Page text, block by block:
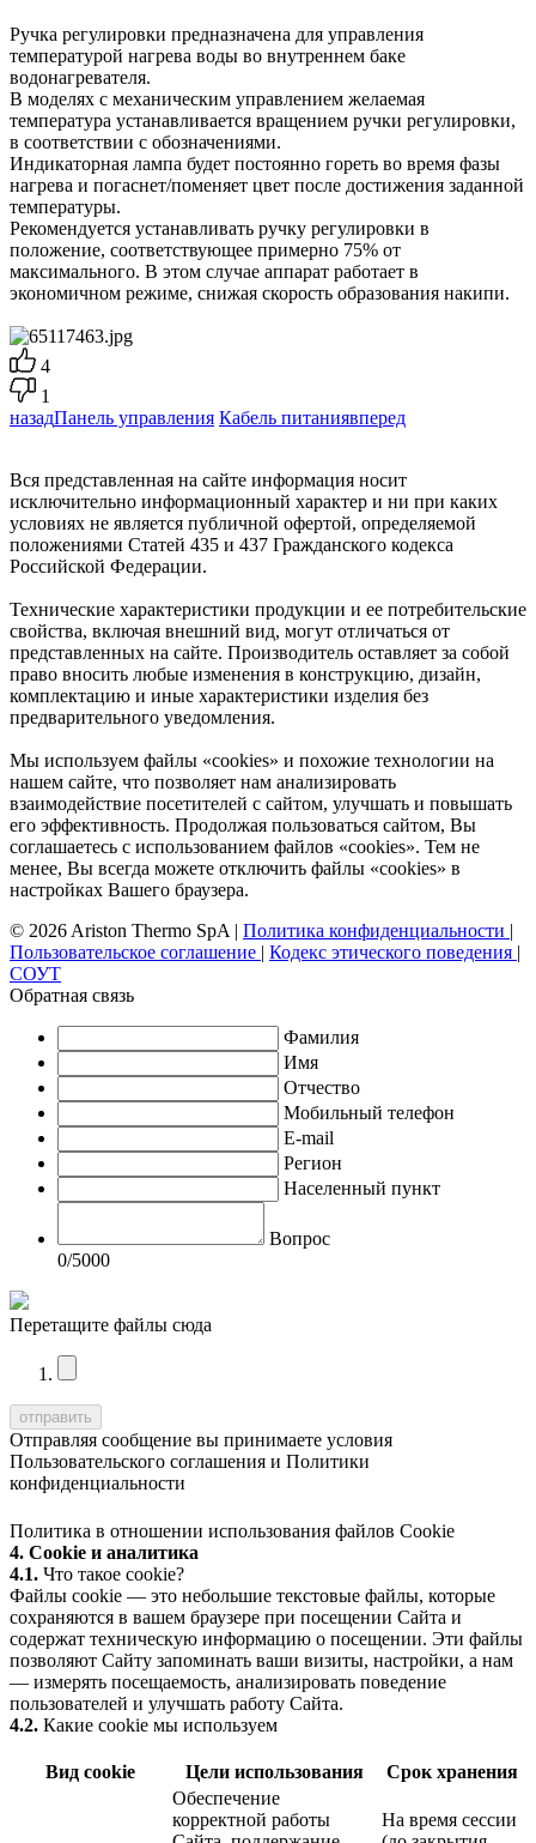
Ручка регулировки предназначена для управления
температурой нагрева воды во внутреннем баке
водонагревателя.
В моделях с механическим управлением желаемая
температура устанавливается вращением ручки регулировки,
в соответствии с обозначениями.
Индикаторная лампа будет постоянно гореть во время фазы
нагрева и погаснет/поменяет цвет после достижения заданной
температуры.
Рекомендуется устанавливать ручку регулировки в
положение, соответствующее примерно 75% от
максимального. В этом случае аппарат работает в
экономичном режиме, снижая скорость образования накипи.
4
1
назадПанель управления Кабель питаниявперед
Вся представленная на сайте информация носит
исключительно информационный характер и ни при каких
условиях не является публичной офертой, определяемой
положениями Статей 435 и 437 Гражданского кодекса
Российской Федерации.
Технические характеристики продукции и ее потребительские
свойства, включая внешний вид, могут отличаться от
представленных на сайте. Производитель оставляет за собой
право вносить любые изменения в конструкцию, дизайн,
комплектацию и иные характеристики изделия без
предварительного уведомления.
Мы используем файлы «cookies» и похожие технологии на
нашем сайте, что позволяет нам анализировать
взаимодействие посетителей с сайтом, улучшать и повышать
его эффективность. Продолжая пользоваться сайтом, Вы
соглашаетесь с использованием файлов «cookies». Тем не
менее, Вы всегда можете отключить файлы «cookies» в
настройках Вашего браузера.
© 2026 Ariston Thermo SpA | Политика конфиденциальности |
Пользовательское соглашение | Кодекс этического поведения |
СОУТ
Обратная связь
Фамилия
Имя
Отчество
Мобильный телефон
E-mail
Регион
Населенный пункт
Вопрос
0/5000
Перетащите файлы сюда
Отправляя сообщение вы принимаете условия
Пользовательского соглашения и Политики
конфиденциальности
Политика в отношении использования файлов Cookie
4. Cookie и аналитика
4.1. Что такое cookie?
Файлы cookie — это небольшие текстовые файлы, которые
сохраняются в вашем браузере при посещении Сайта и
содержат техническую информацию о посещении. Эти файлы
позволяют Сайту запоминать ваши визиты, настройки, а нам
— измерять посещаемость, анализировать поведение
пользователей и улучшать работу Сайта.
4.2. Какие cookie мы используем
Вид cookie Цели использования Срок хранения
Обеспечение
корректной работы
На время сессии